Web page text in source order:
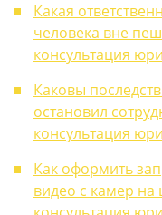
Какая
человека вне
консультация
Каковы
остановил
консультация
Как оформить
видео с камер на